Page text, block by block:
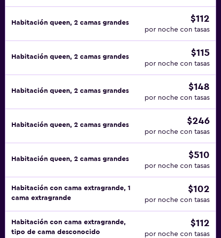
Habitación queen, 2 camas grandes $112
por noche con tasas
Habitación queen, 2 camas grandes $115
por noche con tasas
Habitación queen, 2 camas grandes $148
por noche con tasas
Habitación queen, 2 camas grandes $246
por noche con tasas
Habitación queen, 2 camas grandes $510
por noche con tasas
Habitación con cama extragrande, 1
cama extragrande
$102
por noche con tasas
Habitación con cama extragrande,
tipo de cama desconocido
$112
por noche con tasas